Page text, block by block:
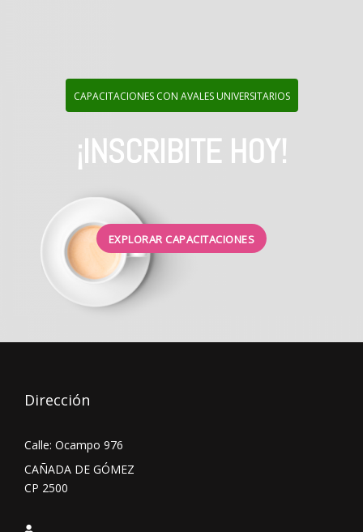
CAPACITACIONES CON AVALES UNIVERSITARIOS
¡INSCRIBITE HOY!
EXPLORAR CAPACITACIONES
Dirección
Calle: Ocampo 976
CAÑADA DE GÓMEZ
CP 2500